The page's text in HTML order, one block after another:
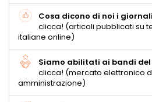
Cosa dicono di noi i
clicca! (articoli pubblicati su
italiane online)
Siamo abilitati ai bandi del
clicca! (mercato elettronico
amministrazione)